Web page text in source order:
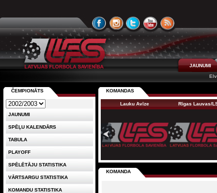
JAUNUMI
KOMANDAS
Lauku Avīze Rīgas Lauvas/
KOMANDA
ČEMPIONĀTS
JAUNUMI
SPĒĻU KALENDĀRS
TABULA
PLAYOFF
SPĒLĒTĀJU STATISTIKA
VĀRTSARGU STATISTIKA
KOMANDU STATISTIKA